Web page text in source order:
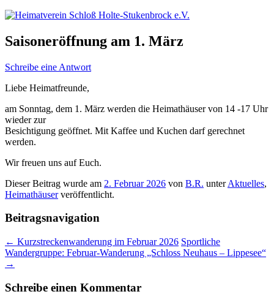
Saisoneröffnung am 1. März
Schreibe eine Antwort
Liebe Heimatfreunde,
am Sonntag, dem 1. März werden die Heimathäuser von 14 -17 Uhr
wieder zur
Besichtigung geöffnet. Mit Kaffee und Kuchen darf gerechnet
werden.
Wir freuen uns auf Euch.
Dieser Beitrag wurde am 2. Februar 2026 von B.R. unterAktuelles,
Heimathäuserveröffentlicht.
Beitragsnavigation
← Kurzstreckenwanderung im Februar 2026 Sportliche
Wandergruppe: Februar-Wanderung „Schloss Neuhaus – Lippesee“
→
Schreibe einen Kommentar